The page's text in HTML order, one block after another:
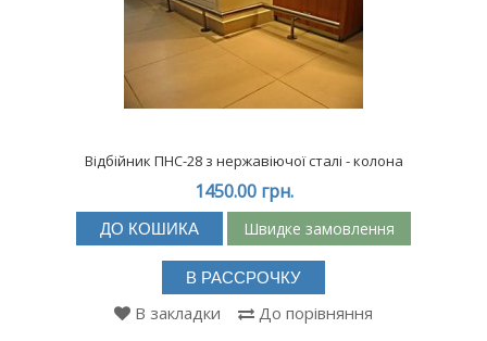
Відбійник ПНС-28 з нержавіючої сталі - колона
1450.00 грн.
ДО КОШИКА Швидке замовлення
В РАССРОЧКУ
В закладки До порівняння